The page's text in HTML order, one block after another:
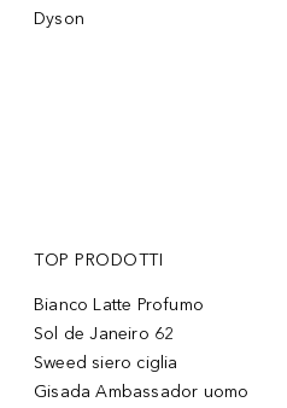
Dyson
TOP PRODOTTI
Bianco Latte Profumo
Sol de Janeiro 62
Sweed siero ciglia
Gisada Ambassador uomo